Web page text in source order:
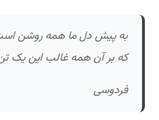
به پیش دل ما همه روشن
که بر آن همه غالب این یک
فردوسی